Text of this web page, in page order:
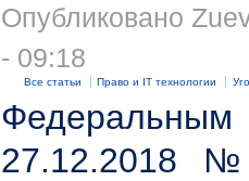
Опубликовано
- 09:18
Все статьи Право и IT технологии
27.12.2018